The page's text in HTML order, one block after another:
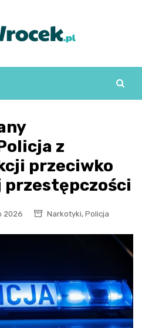
z
przeciwko
2026 Narkotyki, Policja